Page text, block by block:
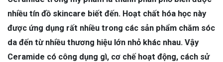
nhiều tín đồ skincare biết đến. Hoạt chất hóa học này
được ứng dụng rất nhiều trong các sản phẩm chăm sóc
da đến từ nhiều thương hiệu lớn nhỏ khác nhau. Vậy
Ceramide có công dụng gì, cơ chế hoạt động, cách sử